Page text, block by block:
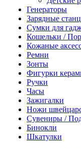
Генераторы
Зарядные
Сумки для
Кошельки /
Кожаные
Ремни
Зонты
Фигурки
Ручки
Часы
Зажигалки
Ножи
Сувениры /
Бинокли
Шкатулки